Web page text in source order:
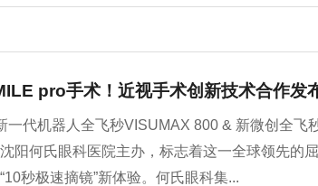
pro手术！近视手术创新技术合作发
一代机器人全飞秒VISUMAX 800 & 新微创全飞
阳何氏眼科医院主办，标志着这一全球领先的
秒极速摘镜”新体验。何氏眼科集...